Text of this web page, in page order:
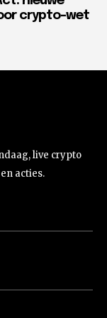
crypto-wet
live crypto
acties.